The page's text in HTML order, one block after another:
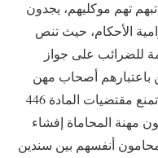
تهم موكليهم، يجدون
الأحكام، حيث تنص
العامة للضرائب على جواز
باعتبارهم أصحاب مهن
قانونية مخاطبة بهذا النص، في حين تمنع مقتضيات المادة 446
والمادة 36 من قانون مهنة المحاماة إفشاء
أنفسهم بين سندين